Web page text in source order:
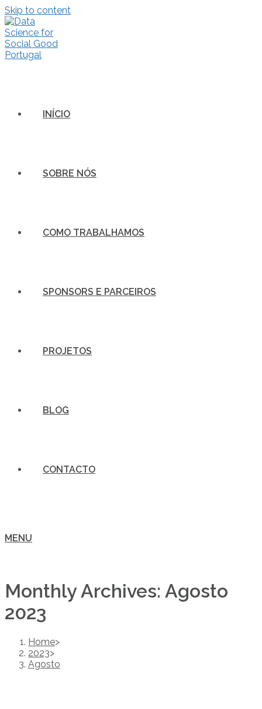
Skip to content
INÍCIO
SOBRE NÓS
COMO TRABALHAMOS
SPONSORS E PARCEIROS
PROJETOS
BLOG
CONTACTO
MENU
Monthly Archives: Agosto
2023
Home>
2023>
Agosto